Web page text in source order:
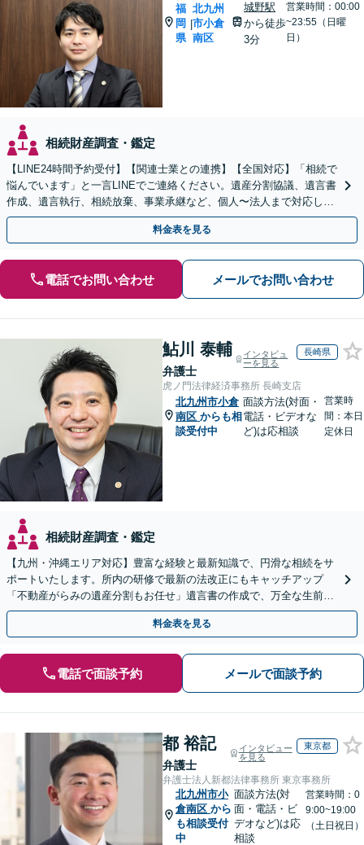
福
岡
県
|
北九州
市小倉
南区
城野駅
から徒歩
3分
営業時間：00:00
~23:55（日曜
日）
相続財産調査・鑑定
【LINE24時間予約受付】【関連士業との連携】【全国対応】「相続で
悩んでいます」と一言LINEでご連絡ください。遺産分割協議、遺言書
作成、遺言執行、相続放棄、事業承継など、個人〜法人まで対応しま
す。関連士業との連携でワンストップ解決！
料金表を見る
電話でお問い合わせ メールでお問い合わせ
鮎川 泰輔
弁護士
インタビュ
ーを見る
長崎県
虎ノ門法律経済事務所 長崎支店
北九州市小倉
南区 からも相
談受付中
面談方法(対面・
電話・ビデオな
ど)は応相談
営業時
間：本日
定休日
相続財産調査・鑑定
【九州・沖縄エリア対応】豊富な経験と最新知識で、円滑な相続をサ
ポートいたします。所内の研修で最新の法改正にもキャッチアップ
「不動産がらみの遺産分割もお任せ」遺言書の作成で、万全な生前対
策をおこないましょう【夜間・休日面談可】
料金表を見る
電話で面談予約 メールで面談予約
都 裕記
弁護士
インタビュー
を見る
東京都
弁護士法人新都法律事務所 東京事務所
北九州市小
倉南区 から
も相談受付
中
面談方法(対
面・電話・ビ
デオなど)は応
相談
営業時間：0
9:00~19:00
（土日祝日）